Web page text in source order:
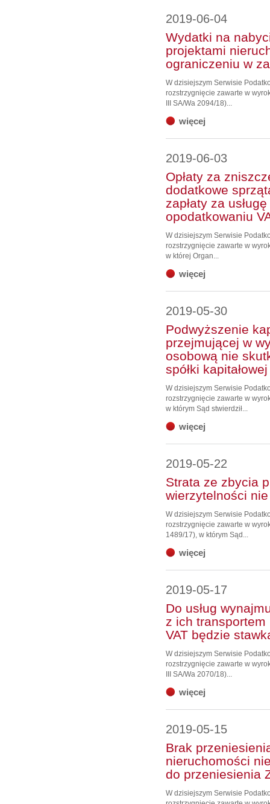
2019-06-04
Wydatki na
projektami
ograniczeniu w
W dzisiejszym Serwisie
rozstrzygnięcie zawarte w
III SA/Wa 2094/18)...
więcej
2019-06-03
Opłaty za
dodatkowe
zapłaty za
opodatkowaniu
W dzisiejszym Serwisie
rozstrzygnięcie zawarte w
w której Organ...
więcej
2019-05-30
Podwyższenie
przejmującej w
osobową nie
spółki
W dzisiejszym Serwisie
rozstrzygnięcie zawarte w
w którym Sąd stwierdził...
więcej
2019-05-22
Strata ze zbycia
wierzytelności
W dzisiejszym Serwisie
rozstrzygnięcie zawarte w
1489/17), w którym Sąd...
więcej
2019-05-17
Do usług
z ich transportem
VAT będzie
W dzisiejszym Serwisie
rozstrzygnięcie zawarte w
III SA/Wa 2070/18)...
więcej
2019-05-15
Brak
nieruchomości
do przeniesienia
W dzisiejszym Serwisie